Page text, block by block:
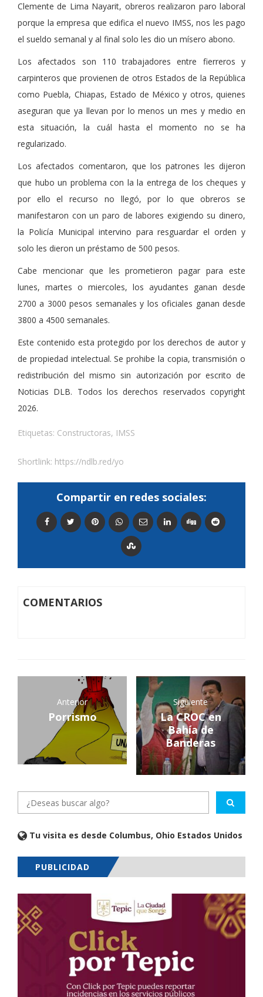
Clemente de Lima Nayarit, obreros realizaron paro laboral
porque la empresa que edifica el nuevo IMSS, nos les pago
el sueldo semanal y al final solo les dio un mísero abono.
Los afectados son 110 trabajadores entre fierreros y
carpinteros que provienen de otros Estados de la República
como Puebla, Chiapas, Estado de México y otros, quienes
aseguran que ya llevan por lo menos un mes y medio en
esta situación, la cuál hasta el momento no se ha
regularizado.
Los afectados comentaron, que los patrones les dijeron
que hubo un problema con la la entrega de los cheques y
por ello el recurso no llegó, por lo que obreros se
manifestaron con un paro de labores exigiendo su dinero,
la Policía Municipal intervino para resguardar el orden y
solo les dieron un préstamo de 500 pesos.
Cabe mencionar que les prometieron pagar para este
lunes, martes o miercoles, los ayudantes ganan desde
2700 a 3000 pesos semanales y los oficiales ganan desde
3800 a 4500 semanales.
Este contenido esta protegido por los derechos de autor y
de propiedad intelectual. Se prohibe la copia, transmisión o
redistribución del mismo sin autorización por escrito de
Noticias DLB. Todos los derechos reservados copyright
2026.
Etiquetas: Constructoras, IMSS
Shortlink: https://ndlb.red/yo
Compartir en redes sociales:
COMENTARIOS
Anterior
Porrismo
Siguiente
La CROC en
Bahía de
Banderas
Tu visita es desde Columbus, Ohio Estados Unidos
PUBLICIDAD